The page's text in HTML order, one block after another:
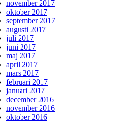
november 2017
oktober 2017
september 2017
augusti 2017
juli 2017
juni 2017
maj 2017
april 2017
mars 2017
februari 2017
januari 2017
december 2016
november 2016
oktober 2016